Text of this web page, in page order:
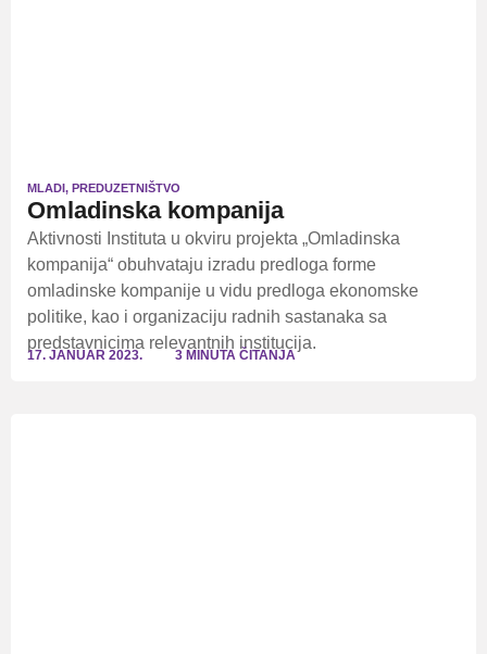
MLADI, PREDUZETNIŠTVO
Omladinska kompanija
Aktivnosti Instituta u okviru projekta „Omladinska
kompanija“ obuhvataju izradu predloga forme
omladinske kompanije u vidu predloga ekonomske
politike, kao i organizaciju radnih sastanaka sa
predstavnicima relevantnih institucija.
17. JANUAR 2023. 3 MINUTA ČITANJA